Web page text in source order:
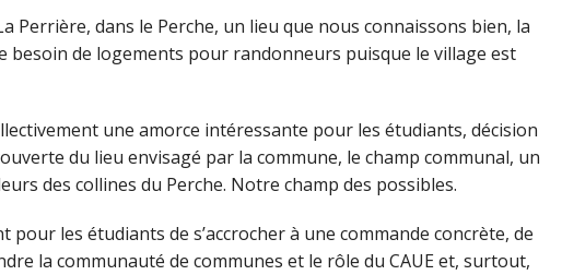
Perrière, dans le Perche, un lieu que nous connaissons bien, la
besoin de logements pour randonneurs puisque le village est
une amorce intéressante pour les étudiants, décision
du lieu envisagé par la commune, le champ communal, un
des collines du Perche. Notre champ des possibles.
les étudiants de s’accrocher à une commande concrète, de
la communauté de communes et le rôle du CAUE et, surtout,